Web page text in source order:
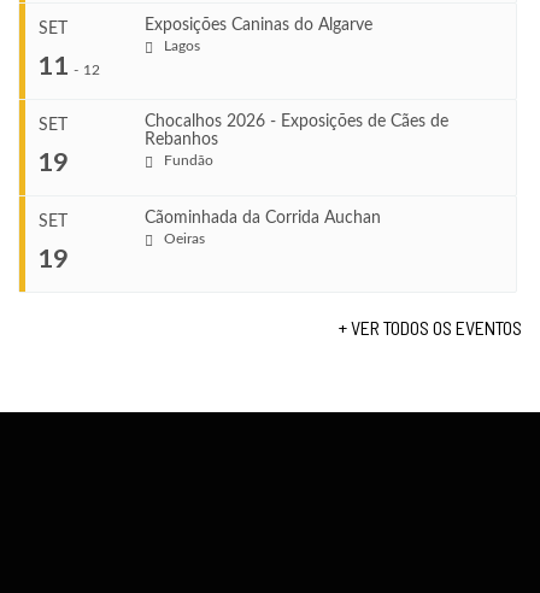
TERMINA
Ago 8, 2026
Leça do Balio
Ago 22, 2026
Ago 23, 2026
VENUE
SET
11 - 12
Exposições Caninas do Algarve
Lagos
Set 11, 2026
SET
19
Chocalhos 2026 - Exposições de Cães de
Rebanhos
Fundão
SET
19
Cãominhada da Corrida Auchan
Oeiras
+ VER TODOS OS EVENTOS